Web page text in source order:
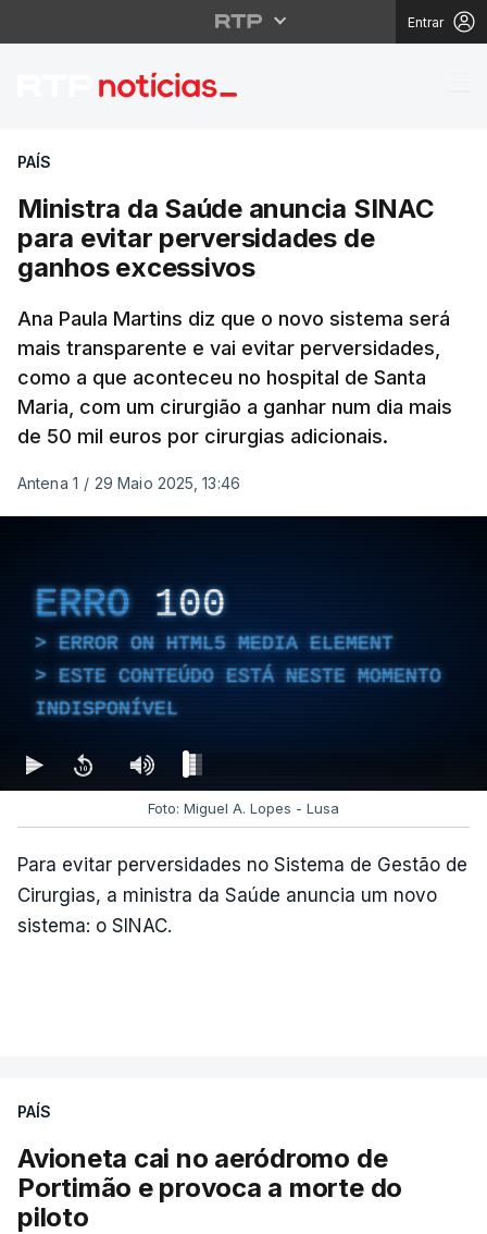
Entrar
Ministra da Saúde
PAÍS
Ministra da Saúde anuncia SINAC
para evitar perversidades de
ganhos excessivos
Ana Paula Martins diz que o novo sistema será
mais transparente e vai evitar perversidades,
como a que aconteceu no hospital de Santa
Maria, com um cirurgião a ganhar num dia mais
de 50 mil euros por cirurgias adicionais.
Antena 1 / 29 Maio 2025, 13:46
ERRO 100
ERROR ON HTML5 MEDIA ELEMENT
ESTE CONTEÚDO ESTÁ NESTE MOMENTO
INDISPONÍVEL
Foto: Miguel A. Lopes - Lusa
Para evitar perversidades no Sistema de Gestão de
Cirurgias, a ministra da Saúde anuncia um novo
sistema: o SINAC.
PAÍS
Avioneta cai no aeródromo de
Portimão e provoca a morte do
piloto